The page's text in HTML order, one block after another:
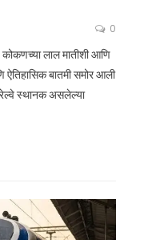
0
लाल मातीशी आणि
ऐतिहासिक बातमी समोर आली
रेल्वे स्थानक असलेल्या